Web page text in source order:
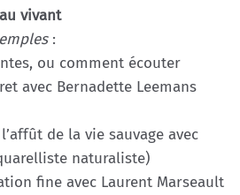
vivant
:
ou comment écouter
avec Bernadette Leemans
de la vie sauvage avec
naturaliste)
fine avec Laurent Marseault